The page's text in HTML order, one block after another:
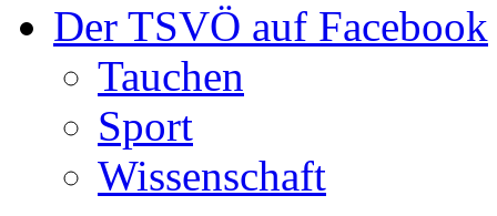
Der TSVÖ auf Facebook
Tauchen
Sport
Wissenschaft